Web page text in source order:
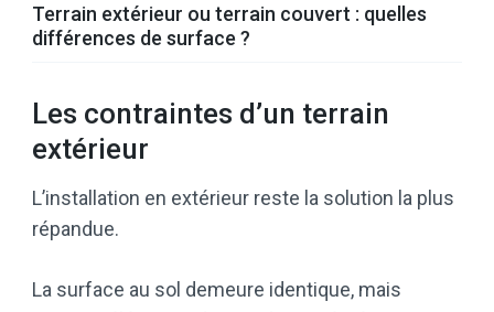
Terrain extérieur ou terrain couvert : quelles
différences de surface ?
Les contraintes d’un terrain
extérieur
L’installation en extérieur reste la solution la plus
répandue.
La surface au sol demeure identique, mais